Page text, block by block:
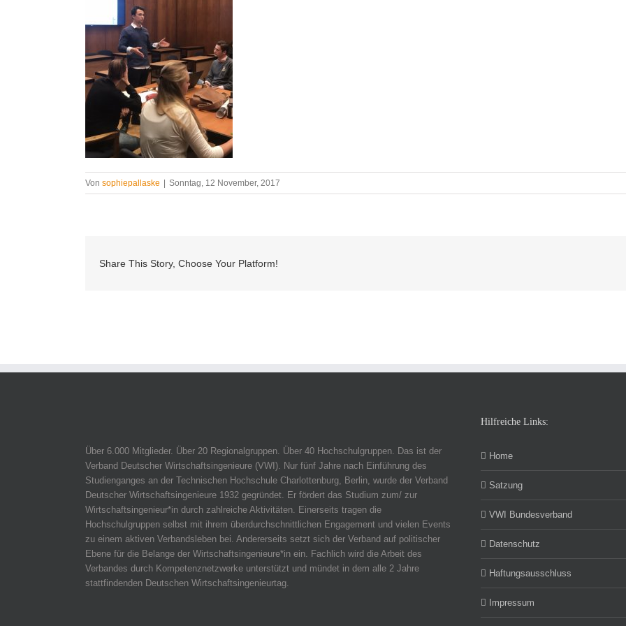
Von sophiepallaske | Sonntag, 12 November, 2017
Share This Story, Choose Your Platform!
Über 6.000 Mitglieder. Über 20 Regionalgruppen. Über 40 Hochschulgruppen. Das ist der
Verband Deutscher Wirtschaftsingenieure (VWI). Nur fünf Jahre nach Einführung des
Studienganges an der Technischen Hochschule Charlottenburg, Berlin, wurde der Verband
Deutscher Wirtschaftsingenieure 1932 gegründet. Er fördert das Studium zum/ zur
Wirtschaftsingenieur*in durch zahlreiche Aktivitäten. Einerseits tragen die
Hochschulgruppen selbst mit ihrem überdurchschnittlichen Engagement und vielen Events
zu einem aktiven Verbandsleben bei. Andererseits setzt sich der Verband auf politischer
Ebene für die Belange der Wirtschaftsingenieure*in ein. Fachlich wird die Arbeit des
Verbandes durch Kompetenznetzwerke unterstützt und mündet in dem alle 2 Jahre
stattfindenden Deutschen Wirtschaftsingenieurtag.
Hilfreiche Links:
Home
Satzung
VWI Bundesverband
Datenschutz
Haftungsausschluss
Impressum